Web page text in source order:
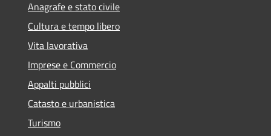
Anagrafe e stato civile
Cultura e tempo libero
Vita lavorativa
Imprese e Commercio
Appalti pubblici
Catasto e urbanistica
Turismo